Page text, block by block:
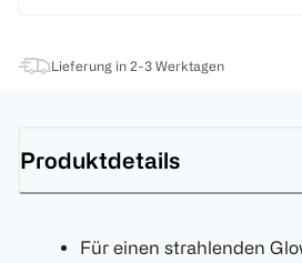
Lieferung in 2-3 Werktagen
Produktdetails
Für einen strahlenden